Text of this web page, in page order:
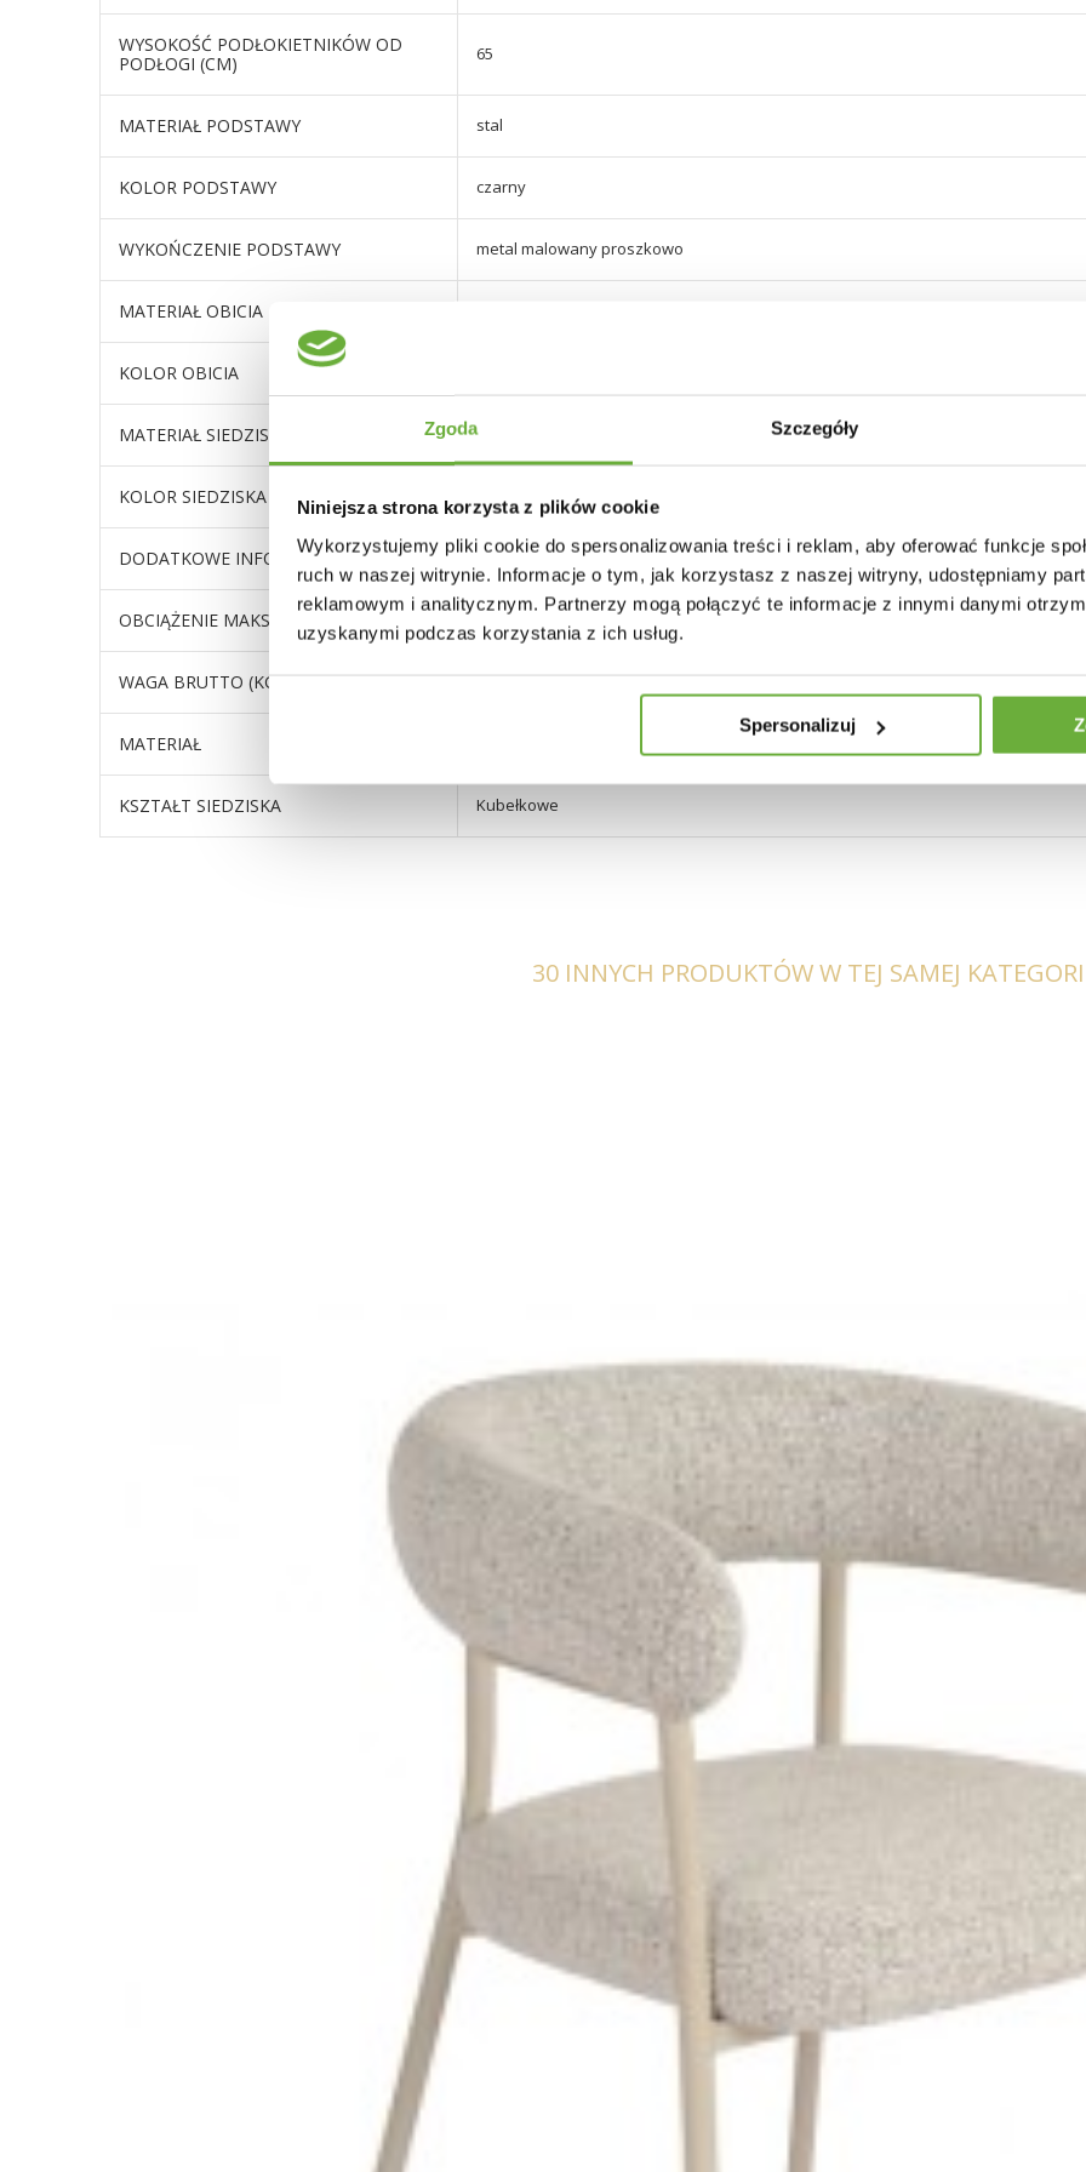
Zgoda Szczegóły
Niniejsza strona korzysta z plików cookie
Wykorzystujemy pliki cookie do spersonalizowania treści i reklam, aby oferować funkcje
ruch w naszej witrynie. Informacje o tym, jak korzystasz z naszej witryny, udostępniamy
reklamowym i analitycznym. Partnerzy mogą połączyć te informacje z innymi danymi
uzyskanymi podczas korzystania z ich usług.
Spersonalizuj
WYSOKOŚĆ PODŁOKIETNIKÓW OD
PODŁOGI (CM)
65
MATERIAŁ PODSTAWY stal
KOLOR PODSTAWY czarny
WYKOŃCZENIE PODSTAWY metal malowany proszkowo
MATERIAŁ OBICIA
KOLOR OBICIA
MATERIAŁ SIEDZISKA aksamitna tapicerka
KOLOR SIEDZISKA odcienie niebieskiego
DODATKOWE INFORMACJE rozstaw nóg wynosi – 52x48cm
OBCIĄŻENIE MAKSYMALNE (KG)
WAGA BRUTTO (KG) 6
MATERIAŁ
KSZTAŁT SIEDZISKA Kubełkowe
KRZESŁO HARBO CZARNE
30 INNYCH PRODUKTÓW W TEJ SAMEJ